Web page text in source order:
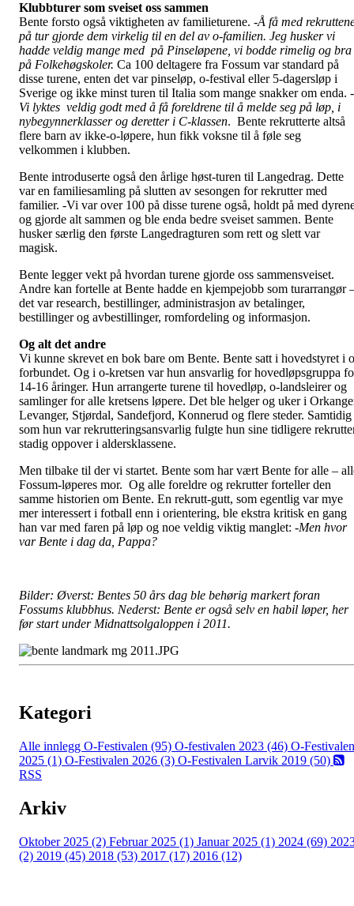
Klubbturer som sveiset oss sammen
Bente forsto også viktigheten av familieturene. -Å få med
på tur gjorde dem virkelig til en del av o-familien. Jeg husker vi
hadde veldig mange med på Pinseløpene, vi bodde rimelig og bra
på Folkehøgskoler. Ca 100 deltagere fra Fossum var standard på
disse turene, enten det var pinseløp, o-festival eller 5-dagersløp i
Sverige og ikke minst turen til Italia som mange snakker om enda. -
Vi lyktes veldig godt med å få foreldrene til å melde seg på løp, i
nybegynnerklasser og deretter i C-klassen. Bente rekrutterte altså
flere barn av ikke-o-løpere, hun fikk voksne til å føle seg
velkommen i klubben.
Bente introduserte også den årlige høst-turen til Langedrag. Dette
var en familiesamling på slutten av sesongen for rekrutter med
familier. -Vi var over 100 på disse turene også, holdt på med
og gjorde alt sammen og ble enda bedre sveiset sammen. Bente
husker særlig den første Langedragturen som rett og slett var
magisk.
Bente legger vekt på hvordan turene gjorde oss sammensveiset.
Andre kan fortelle at Bente hadde en kjempejobb som turarrangør
det var research, bestillinger, administrasjon av betalinger,
bestillinger og avbestillinger, romfordeling og informasjon.
Og alt det andre
Vi kunne skrevet en bok bare om Bente. Bente satt i hovedstyret i
forbundet. Og i o-kretsen var hun ansvarlig for hovedløpsgruppa
14-16 åringer. Hun arrangerte turene til hovedløp, o-landsleirer og
samlinger for alle kretsens løpere. Det ble helger og uker i
Levanger, Stjørdal, Sandefjord, Konnerud og flere steder. Samtidig
som hun var rekrutteringsansvarlig fulgte hun sine tidligere
stadig oppover i aldersklassene.
Men tilbake til der vi startet. Bente som har vært Bente for alle –
Fossum-løperes mor. Og alle foreldre og rekrutter forteller den
samme historien om Bente. En rekrutt-gutt, som egentlig var mye
mer interessert i fotball enn i orientering, ble ekstra kritisk en gang
han var med faren på løp og noe veldig viktig manglet: -Men hvor
var Bente i dag da, Pappa?
Bilder: Øverst: Bentes 50 års dag ble behørig markert foran
Fossums klubbhus. Nederst: Bente er også selv en habil løper, her
før start under Midnattsolgaloppen i 2011.
Kategori
Alle innlegg O-Festivalen (95) O-festivalen 2023 (46) O-Festivalen
2025 (1) O-Festivalen 2026 (3) O-Festivalen Larvik 2019 (50)
RSS
Arkiv
Oktober 2025 (2) Februar 2025 (1) Januar 2025 (1) 2024 (69)
(2) 2019 (45) 2018 (53) 2017 (17) 2016 (12)